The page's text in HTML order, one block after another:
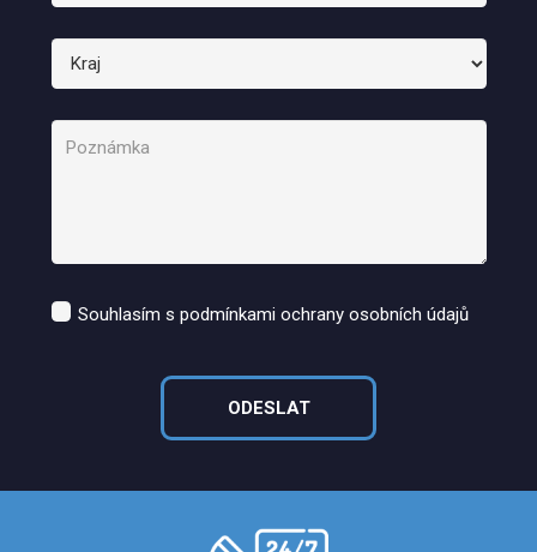
Souhlasím s podmínkami ochrany osobních údajů